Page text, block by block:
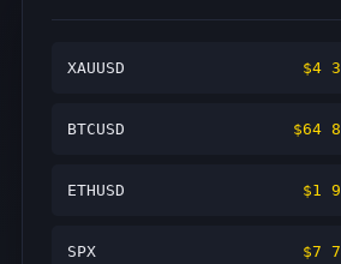
XAUUSD $4
BTCUSD $64
ETHUSD $1
SPX $7